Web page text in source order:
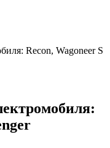
Recon, Wagoneer S